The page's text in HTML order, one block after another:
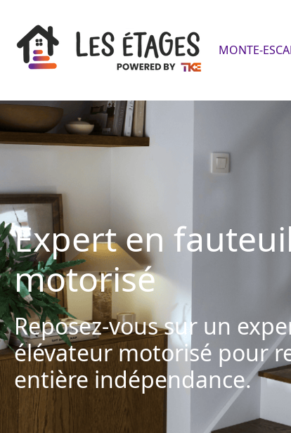
MONTE-
Expert en
motorisé
Reposez-vous sur un
élévateur motorisé pour
entière indépendance.